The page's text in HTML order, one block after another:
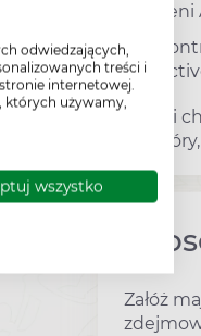
odwiedzających,
treści i
internetowej.
których używamy,
wszystko
Majtki
do
Załóż